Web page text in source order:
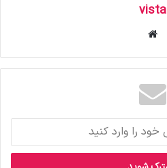
vista
ت